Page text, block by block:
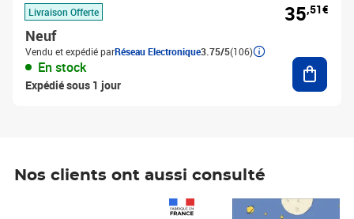
Livraison Offerte
Neuf
Vendu et expédié parRéseau Electronique3.75/5(106)
En stock
Expédié sous 1 jour
35,51€
Nos clients ont aussi consulté
Prix 7,50€